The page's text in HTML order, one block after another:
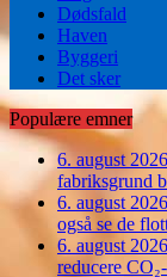
Dødsfald
Haven
Byggeri
Det sker
Populære emner
6. august 2026
fabriksgrund
6. august 2026
også se de
6. august 2026
reducere